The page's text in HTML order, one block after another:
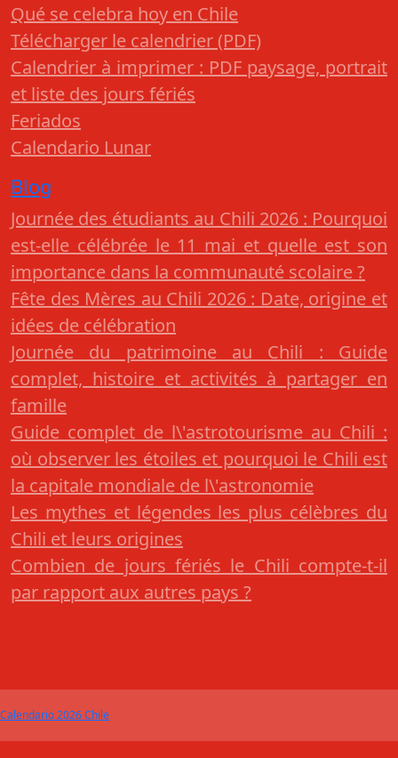
Qué se celebra hoy en Chile
Télécharger le calendrier (PDF)
Calendrier à imprimer : PDF paysage, portrait
et liste des jours fériés
Feriados
Calendario Lunar
Blog
Journée des étudiants au Chili 2026 : Pourquoi
est-elle célébrée le 11 mai et quelle est son
importance dans la communauté scolaire ?
Fête des Mères au Chili 2026 : Date, origine et
idées de célébration
Journée du patrimoine au Chili : Guide
complet, histoire et activités à partager en
famille
Guide complet de l\'astrotourisme au Chili :
où observer les étoiles et pourquoi le Chili est
la capitale mondiale de l\'astronomie
Les mythes et légendes les plus célèbres du
Chili et leurs origines
Combien de jours fériés le Chili compte-t-il
par rapport aux autres pays ?
Calendario 2026 Chile